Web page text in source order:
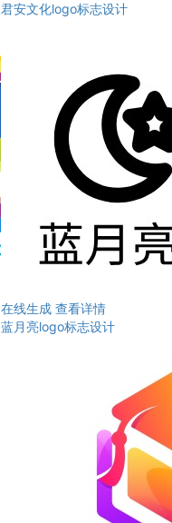
君安文化logo标志设计
在线生成 查看详情
蓝月亮logo标志设计